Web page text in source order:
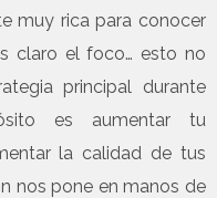
muy rica para conocer
claro el foco… esto no
principal durante
es aumentar tu
la calidad de tus
nos pone en manos de